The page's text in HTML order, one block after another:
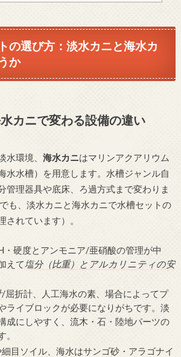
の選び方：淡水カニと海水カ
か
カニで変わる設備の違い
水環境、 海水カニはマリンアクアリウム
水水槽）を用意します。水槽ジャンル自
管理器具や底床、ろ過方式まで変わりま
でも、淡水カニと海水カニで水槽セットの
されています）。
・硬度とアンモニア/亜硝酸の管理が中
えて塩分（比重）とアルカリニティの安
/屈折計、人工海水の素、場合によってプ
ライブロックが必要になりがちです。淡
成にしやすく、流木・石・陸地パーツの
。
目ソイル、海水はサンゴ砂・アラゴナイ